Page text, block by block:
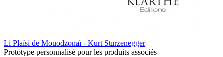
Li Plaïsi de Mouodzonaï - Kurt Sturzenegger
Prototype personnalisé pour les produits associés